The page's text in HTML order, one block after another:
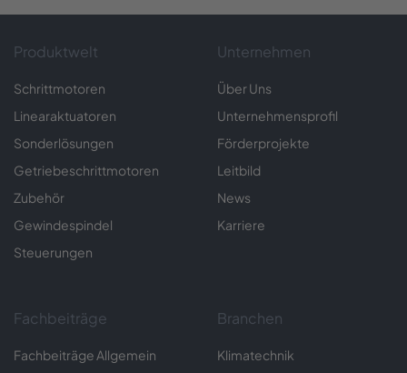
Produktwelt
Schrittmotoren
Linearaktuatoren
Sonderlösungen
Getriebeschrittmotoren
Zubehör
Gewindespindel
Steuerungen
Unternehmen
Über Uns
Unternehmensprofil
Förderprojekte
Leitbild
News
Karriere
Fachbeiträge
Fachbeiträge Allgemein
Branchen
Klimatechnik